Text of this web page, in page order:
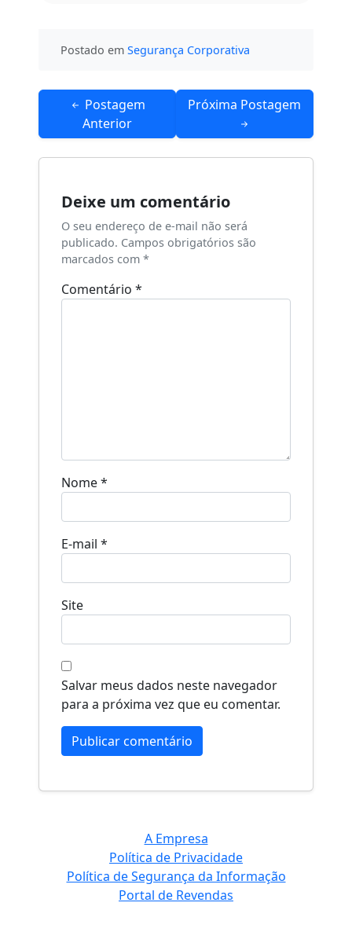
Postado emSegurança Corporativa
Navegação
Post
Postagem
Anterior
Próxima Postagem
Deixe um comentário
O seu endereço de e-mail não será
publicado. Campos obrigatórios são
marcados com*
Comentário*
Nome*
E-mail*
Site
Salvar meus dados neste navegador
para a próxima vez que eu comentar.
A Empresa
Política de Privacidade
Política de Segurança da Informação
Portal de Revendas